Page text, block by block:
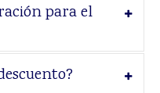
para el